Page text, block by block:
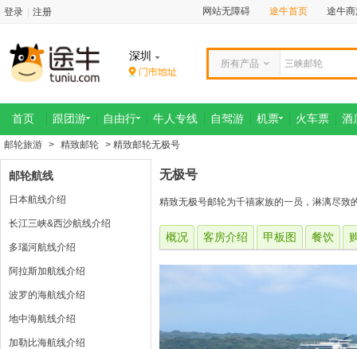
登录 注册 网站无障碍 途牛首页 途牛
深圳
所有产品
首页 跟团游 自由行 牛人专线 自驾游 机票 火车票 酒
邮轮旅游 > 精致邮轮 > 精致邮轮无极号
邮轮航线
日本航线介绍
长江三峡&西沙航线介绍
多瑙河航线介绍
阿拉斯加航线介绍
波罗的海航线介绍
地中海航线介绍
加勒比海航线介绍
无极号
精致无极号邮轮为千禧家族的一员，淋漓尽致
概况 客房介绍 甲板图 餐饮